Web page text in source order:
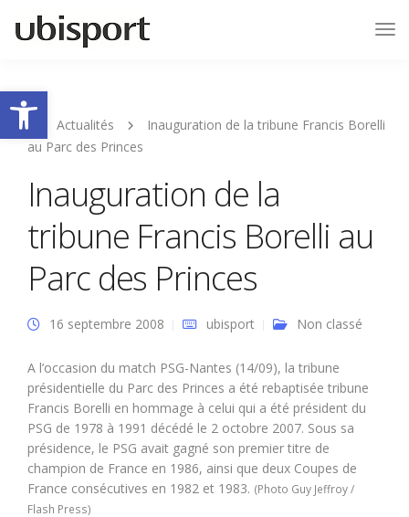
Ouvrir la barre d’outils
Actualités
Inauguration de la tribune Francis Borelli
au Parc des Princes
Inauguration de la
tribune Francis Borelli au
Parc des Princes
16 septembre 2008 ubisport Non classé
A l’occasion du match PSG-Nantes (14/09), la tribune
présidentielle du Parc des Princes a été rebaptisée tribune
Francis Borelli en hommage à celui qui a été président du
PSG de 1978 à 1991 décédé le 2 octobre 2007. Sous sa
présidence, le PSG avait gagné son premier titre de
champion de France en 1986, ainsi que deux Coupes de
France consécutives en 1982 et 1983. (Photo Guy Jeffroy /
Flash Press)